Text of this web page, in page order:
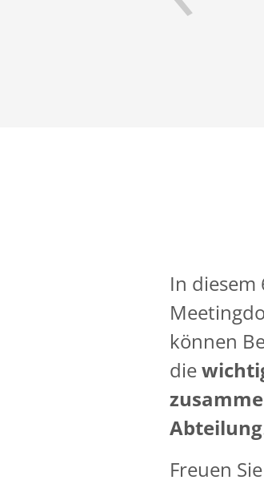
In diesem
können
die
Abteilung
Freuen